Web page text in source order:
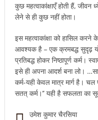
कुछ महत्वाकांक्षाएँ होती हैं, जीवन
लेने से ही कुछ नहीं होता।
इस महत्वाकांक्षा को हासिल
आवश्यक है – एक क्रमबद्ध सुदृढ़
प्रतिबद्ध होकर निष्ठापूर्ण कर्म।
इसे ही अपना आदर्श बना लो।
कर्म-यही केवल मात्र मार्ग है। चल
सतत् कर्म।’’ यही है सफलता का
उमेश कुमार चैरसिया